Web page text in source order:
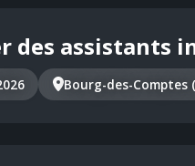
des
Bourg-des-Comptes